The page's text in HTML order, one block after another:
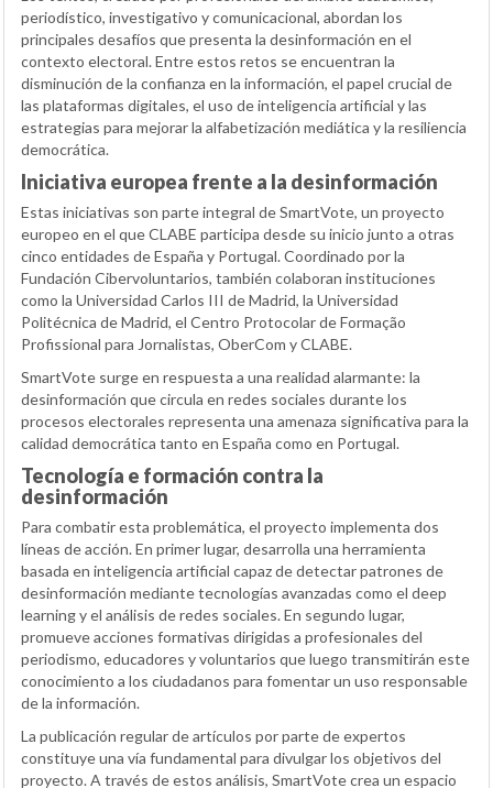
periodístico, investigativo y comunicacional, abordan los
principales desafíos que presenta la desinformación en el
contexto electoral. Entre estos retos se encuentran la
disminución de la confianza en la información, el papel crucial de
las plataformas digitales, el uso de inteligencia artificial y las
estrategias para mejorar la alfabetización mediática y la resiliencia
democrática.
Iniciativa europea frente a la desinformación
Estas iniciativas son parte integral de SmartVote, un proyecto
europeo en el que CLABE participa desde su inicio junto a otras
cinco entidades de España y Portugal. Coordinado por la
Fundación Cibervoluntarios, también colaboran instituciones
como la Universidad Carlos III de Madrid, la Universidad
Politécnica de Madrid, el Centro Protocolar de Formação
Profissional para Jornalistas, OberCom y CLABE.
SmartVote surge en respuesta a una realidad alarmante: la
desinformación que circula en redes sociales durante los
procesos electorales representa una amenaza significativa para la
calidad democrática tanto en España como en Portugal.
Tecnología e formación contra la
desinformación
Para combatir esta problemática, el proyecto implementa dos
líneas de acción. En primer lugar, desarrolla una herramienta
basada en inteligencia artificial capaz de detectar patrones de
desinformación mediante tecnologías avanzadas como el deep
learning y el análisis de redes sociales. En segundo lugar,
promueve acciones formativas dirigidas a profesionales del
periodismo, educadores y voluntarios que luego transmitirán este
conocimiento a los ciudadanos para fomentar un uso responsable
de la información.
La publicación regular de artículos por parte de expertos
constituye una vía fundamental para divulgar los objetivos del
proyecto. A través de estos análisis, SmartVote crea un espacio